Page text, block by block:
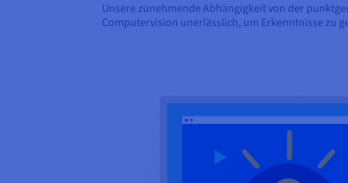
Unsere zunehmende Abhängigkeit von der
Computervision unerlässlich, um Erkenntnisse zu